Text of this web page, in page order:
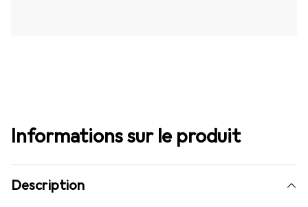
Informations sur le produit
Description